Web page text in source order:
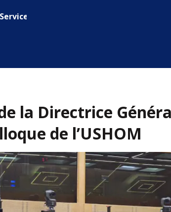
au collo...
la Directrice
de l’USHOM